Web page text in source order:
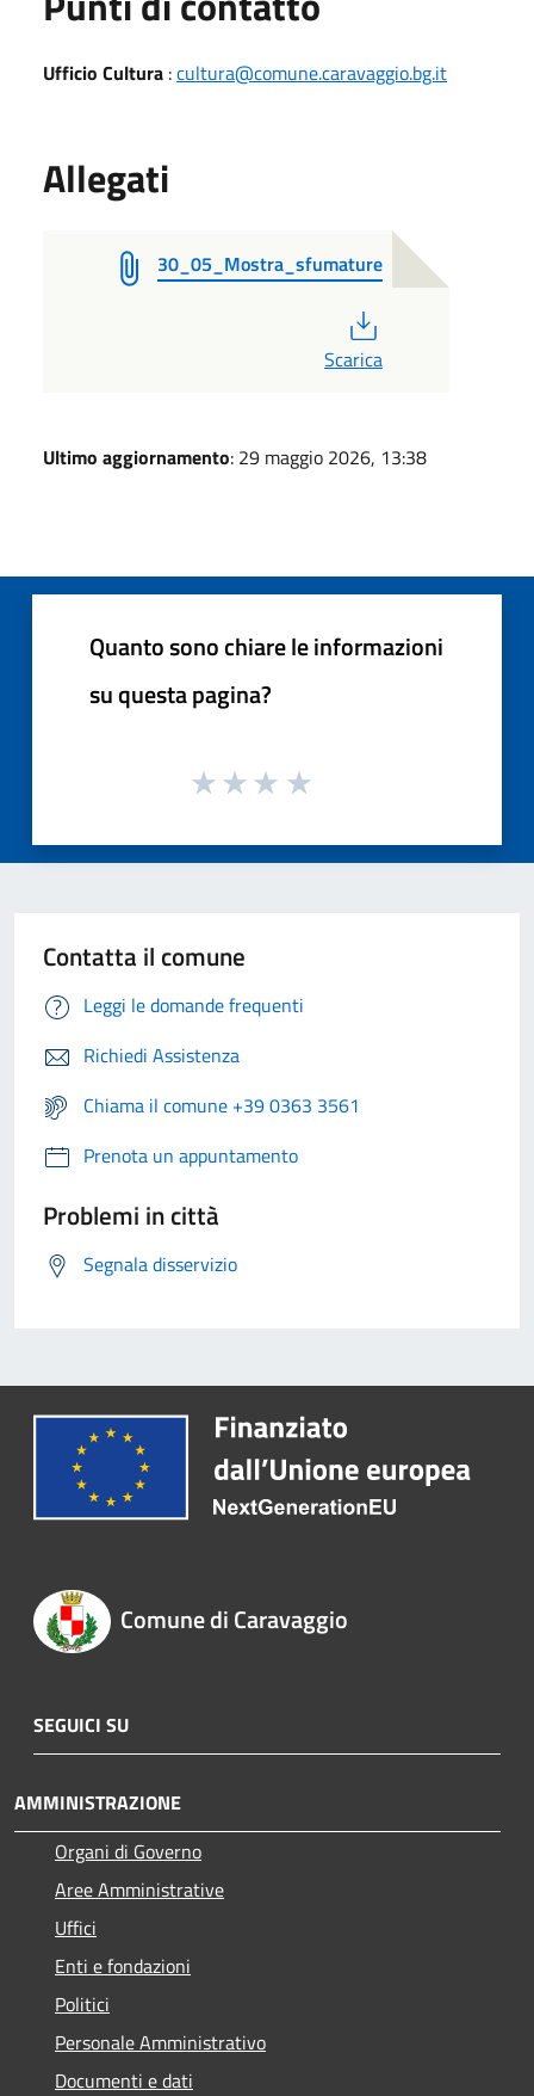
Ufficio Cultura :cultura@comune.caravaggio.bg.it
Allegati
30_05_Mostra_sfumature
Scarica
Ultimo aggiornamento: 29 maggio 2026, 13:38
Quanto sono chiare le informazioni
su questa pagina?
Contatta il comune
Leggi le domande frequenti
Richiedi Assistenza
Chiama il comune +39 0363 3561
Prenota un appuntamento
Problemi in città
Segnala disservizio
Comune di Caravaggio
SEGUICI SU
AMMINISTRAZIONE
Organi di Governo
Aree Amministrative
Uffici
Enti e fondazioni
Politici
Personale Amministrativo
Documenti e dati